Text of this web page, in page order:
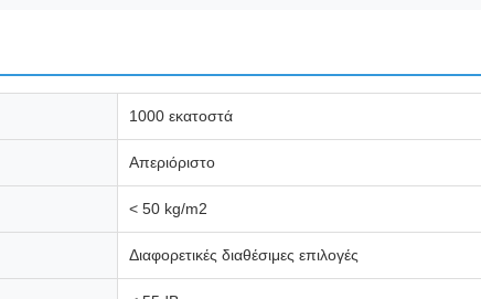
1200 mm-1800 mm (περίπου)
1500 mm (περίπου)